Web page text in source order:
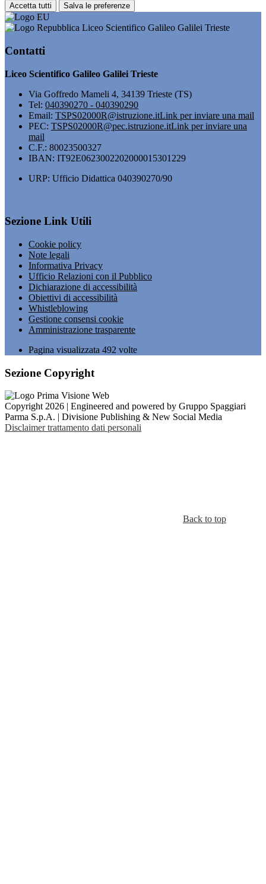
Accetta tutti Salva le preferenze
Liceo Scientifico Galileo Galilei Trieste
Contatti
Liceo Scientifico Galileo Galilei Trieste
Via Goffredo Mameli 4, 34139 Trieste (TS)
Tel: 040390270 - 040390290
Email: TSPS02000R@istruzione.itLink per inviare una mail
PEC: TSPS02000R@pec.istruzione.itLink per inviare una
mail
C.F.: 80023500327
IBAN: IT92E0623002202000015301229
URP: Ufficio Didattica 040390270/90
Sezione Link Utili
Cookie policy
Note legali
Informativa Privacy
Ufficio Relazioni con il Pubblico
Dichiarazione di accessibilità
Obiettivi di accessibilità
Whistleblowing
Gestione consensi cookie
Amministrazione trasparente
Pagina visualizzata 492 volte
Sezione Copyright
Copyright 2026 | Engineered and powered by Gruppo Spaggiari
Parma S.p.A. | Divisione Publishing & New Social Media
Disclaimer trattamento dati personali
Back to top